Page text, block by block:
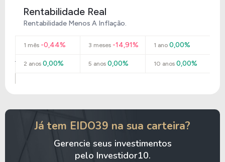
Rentabilidade Real
Rentabilidade Menos A Inflação.
1 mês -0,44% 3 meses -14,91% 1 ano0,00%
2 anos 0,00% 5 anos 0,00% 10 anos0,00%
Já tem EIDO39 na sua carteira?
Gerencie seus investimentos
pelo Investidor10.